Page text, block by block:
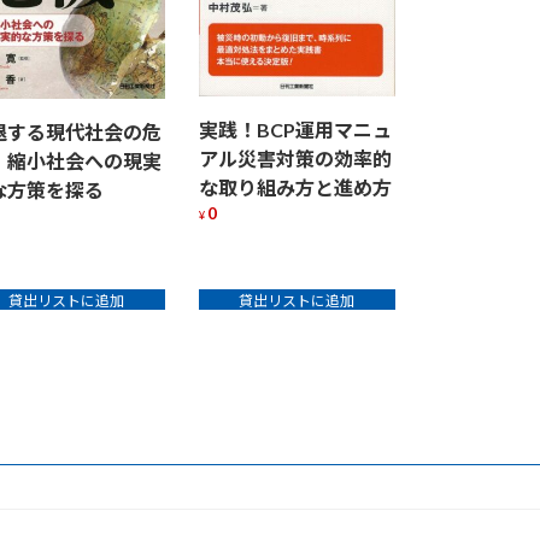
する現代社会の危
小社会への現実
方策を探る
貸出リストに追加
実践！BCP運用マニュ
アル災害対策の効率的
な取り組み方と進め方
¥ 0
貸出リストに追加